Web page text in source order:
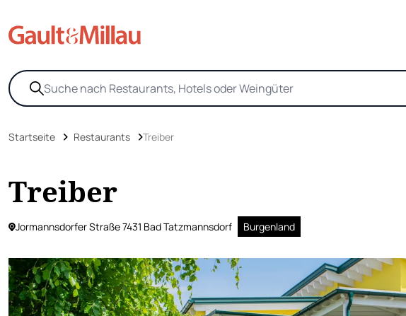
Startseite Restaurants Treiber
Treiber
Jormannsdorfer Straße 7431 Bad Tatzmannsdorf Burgenland